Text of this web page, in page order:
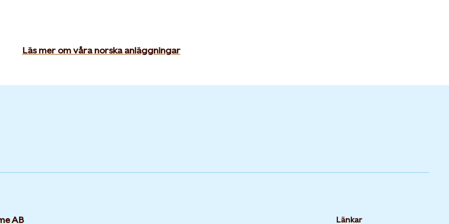
Läs mer om våra norska anläggningar
AB Länkar